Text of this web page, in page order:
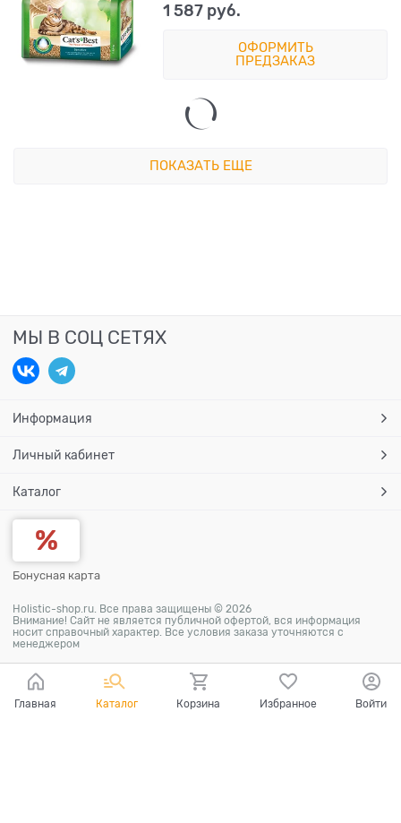
1 587 руб.
ОФОРМИТЬ
ПРЕДЗАКАЗ
ПОКАЗАТЬ ЕЩЕ
МЫ В СОЦ СЕТЯХ
Информация
Личный кабинет
Каталог
Бонусная карта
Holistic-shop.ru. Все права защищены © 2026
Внимание! Сайт не является публичной офертой, вся информация
носит справочный характер. Все условия заказа уточняются с
менеджером
Главная Каталог Корзина Избранное Войти